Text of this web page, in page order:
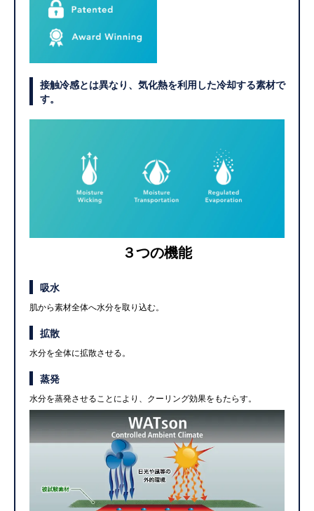
接触冷感とは異なり、気化熱を利用した冷却する素材で
す。
３つの機能
吸水
肌から素材全体へ水分を取り込む。
拡散
水分を全体に拡散させる。
蒸発
水分を蒸発させることにより、クーリング効果をもたらす。